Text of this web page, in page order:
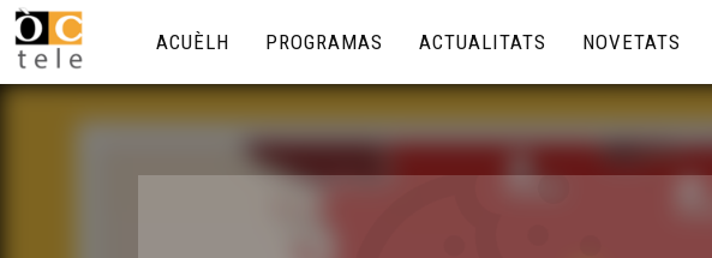
ACUÈLH PROGRAMAS ACTUALITATS NOVETATS